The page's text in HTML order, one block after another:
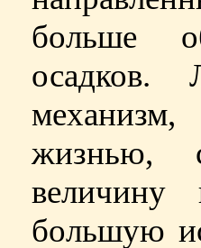
больше
осадков.
жизнью,
величину
большую